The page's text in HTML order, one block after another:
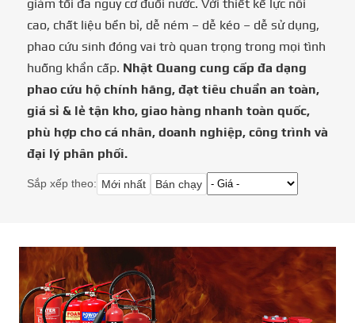
giảm tối đa nguy cơ đuối nước. Với thiết kế lực nổi
cao, chất liệu bền bỉ, dễ ném – dễ kéo – dễ sử dụng,
phao cứu sinh đóng vai trò quan trọng trong mọi tình
huống khẩn cấp. Nhật Quang cung cấp đa dạng
phao cứu hộ chính hãng, đạt tiêu chuẩn an toàn,
giá sỉ & lẻ tận kho, giao hàng nhanh toàn quốc,
phù hợp cho cá nhân, doanh nghiệp, công trình và
đại lý phân phối.
Sắp xếp theo: Mới nhất Bán chạy